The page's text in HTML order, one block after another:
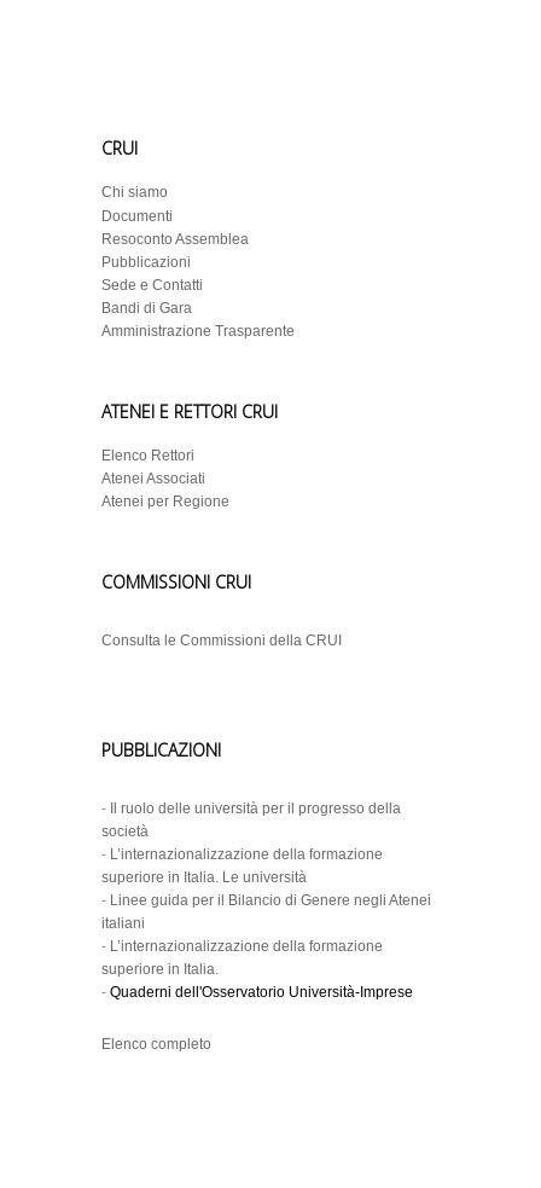
CRUI
Chi siamo
Documenti
Resoconto Assemblea
Pubblicazioni
Sede e Contatti
Bandi di Gara
Amministrazione Trasparente
ATENEI E RETTORI CRUI
Elenco Rettori
Atenei Associati
Atenei per Regione
COMMISSIONI CRUI
Consulta le Commissioni della CRUI
PUBBLICAZIONI
-
Il ruolo delle università per il progresso della
società
- L’internazionalizzazione della formazione
superiore in Italia. Le università
- Linee guida per il Bilancio di Genere negli Atenei
italiani
- L’internazionalizzazione della formazione
superiore in Italia.
- Quaderni dell'Osservatorio Università-Imprese
Elenco completo